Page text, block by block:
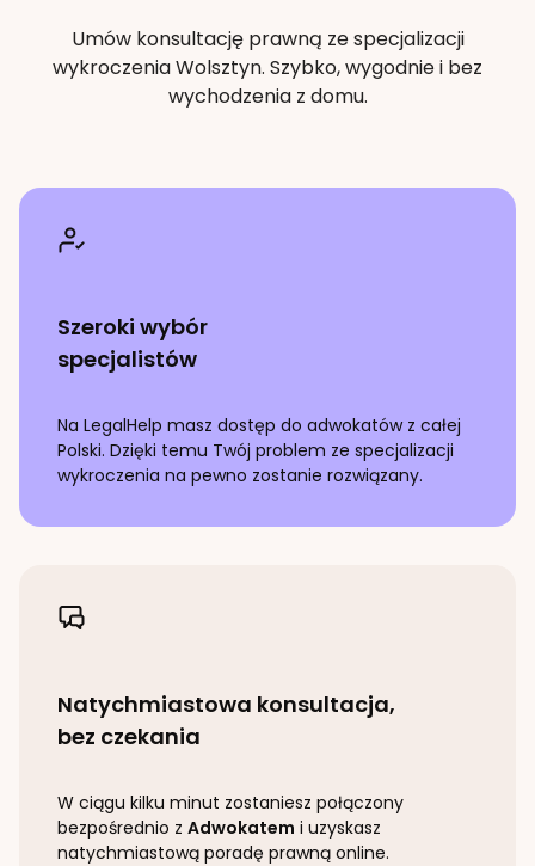
Umów konsultację prawną ze specjalizacji
wykroczeniaWolsztyn. Szybko, wygodnie i bez
wychodzenia z domu.
Szeroki wybór
specjalistów
Na LegalHelp masz dostęp do adwokatów z całej
Polski. Dzięki temu Twój problem ze specjalizacji
wykroczenia na pewno zostanie rozwiązany.
Natychmiastowa konsultacja,
bez czekania
W ciągu kilku minut zostaniesz połączony
bezpośrednio z Adwokatem i uzyskasz
natychmiastową poradę prawną online.